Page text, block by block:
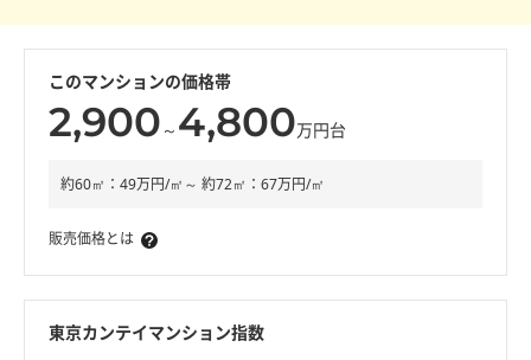
このマンションの価格帯
2,900 ～ 4,800万円台
約60㎡：49万円/㎡～ 約72㎡：67万円/㎡
販売価格とは
東京カンテイマンション指数